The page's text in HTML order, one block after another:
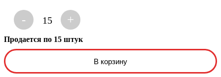
- 15 +
Продается по 15 штук